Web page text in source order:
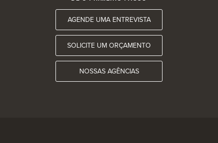
AGENDE UMA ENTREVISTA
SOLICITE UM ORÇAMENTO
NOSSAS AGÊNCIAS